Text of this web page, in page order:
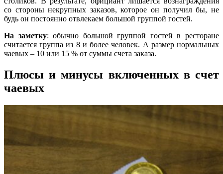
со стороны некрупных заказов, которое он получил бы, не
будь он постоянно отвлекаем большой группой гостей.
На заметку: обычно большой группой гостей в ресторане
считается группа из 8 и более человек. А размер нормальных
чаевых – 10 или 15 % от суммы счета заказа.
Плюсы и минусы включенных в счет
чаевых